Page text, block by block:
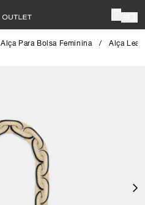
Alça Para Bolsa Feminina / Alça